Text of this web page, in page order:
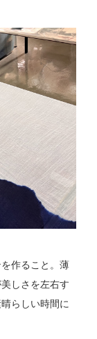
作ること。薄
しさを左右す
らしい時間に